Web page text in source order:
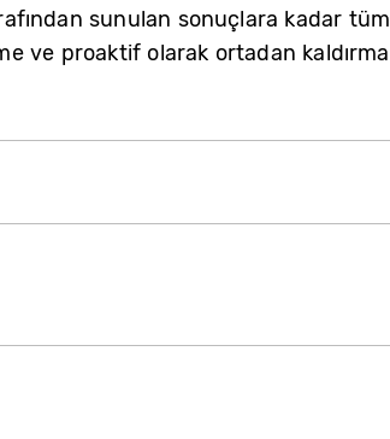
sunulan sonuçlara kadar tüm
ve proaktif olarak ortadan kaldırma